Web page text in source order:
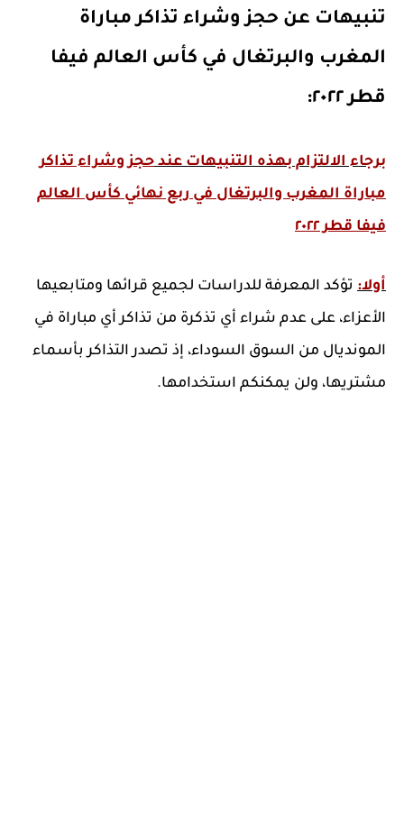
تنبيهات عن حجز وشراء تذاكر مباراة
المغرب والبرتغال في كأس العالم فيفا
قطر ٢٠٢٢:
برجاء الالتزام بهذه التنبيهات عندحجز وشراء تذاكر
مباراة المغرب والبرتغال في ربع نهائي كأس العالم
فيفا قطر ٢٠٢٢
أولا: تؤكد المعرفة للدراسات لجميع قرائها ومتابعيها
الأعزاء، على عدم شراء أي تذكرة من تذاكر أي مباراة في
المونديال من السوق السوداء، إذ تصدر التذاكر بأسماء
مشتريها، ولن يمكنكم استخدامها.